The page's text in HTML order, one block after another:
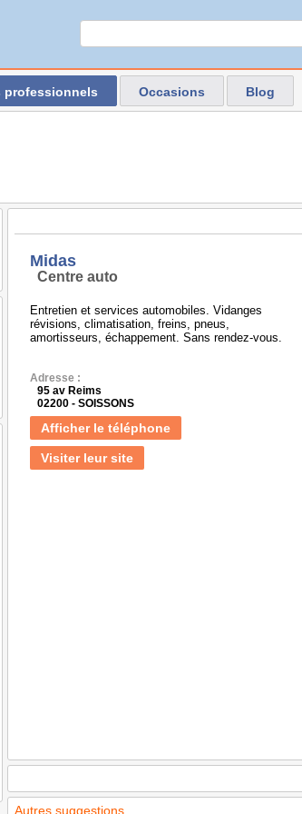
professionnels Occasions Blog
Midas
Centre auto
Entretien et services automobiles. Vidanges
révisions, climatisation, freins, pneus,
amortisseurs, échappement. Sans rendez-vous.
Adresse :
95 av Reims
02200 - SOISSONS
Afficher le téléphone
Visiter leur site
Autres suggestions